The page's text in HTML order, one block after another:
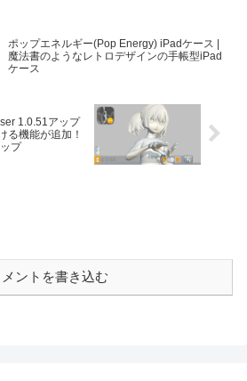
ポップエネルギー(Pop Energy) iPadケース |
魔法書のようなレトロデザインの手帳型iPad
ケース
1.0.51アップ
る機能が追加！
プ
メントを書き込む